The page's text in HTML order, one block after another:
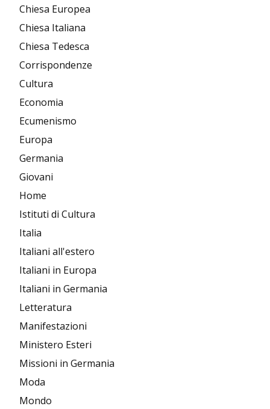
Chiesa Europea
Chiesa Italiana
Chiesa Tedesca
Corrispondenze
Cultura
Economia
Ecumenismo
Europa
Germania
Giovani
Home
Istituti di Cultura
Italia
Italiani all'estero
Italiani in Europa
Italiani in Germania
Letteratura
Manifestazioni
Ministero Esteri
Missioni in Germania
Moda
Mondo